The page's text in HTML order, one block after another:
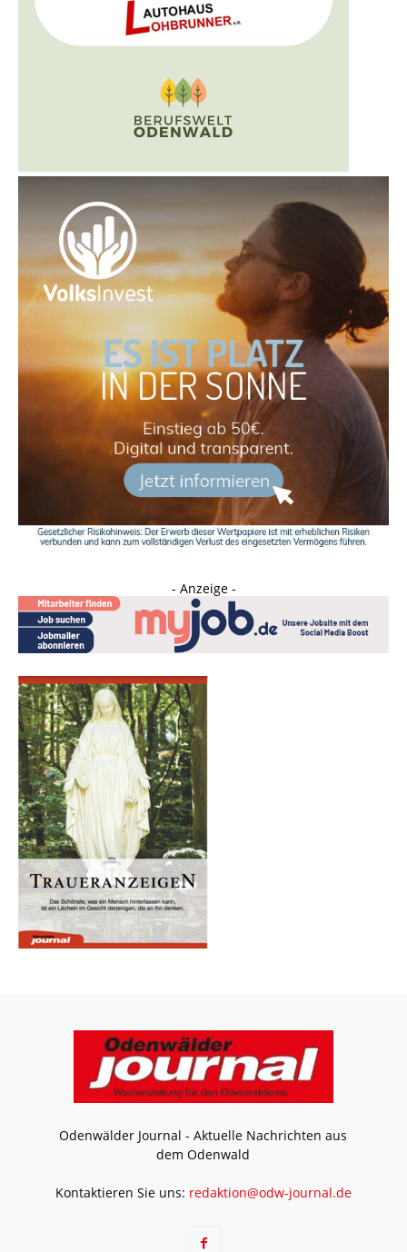
- Anzeige -
Odenwälder Journal - Aktuelle Nachrichten aus
dem Odenwald
Kontaktieren Sie uns: redaktion@odw-journal.de